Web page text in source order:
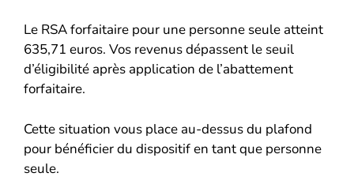
Le RSA forfaitaire pour une personne seule atteint
635,71 euros. Vos revenus dépassent le seuil
d’éligibilité après application de l’abattement
forfaitaire.
Cette situation vous place au-dessus du plafond
pour bénéficier du dispositif en tant que personne
seule.